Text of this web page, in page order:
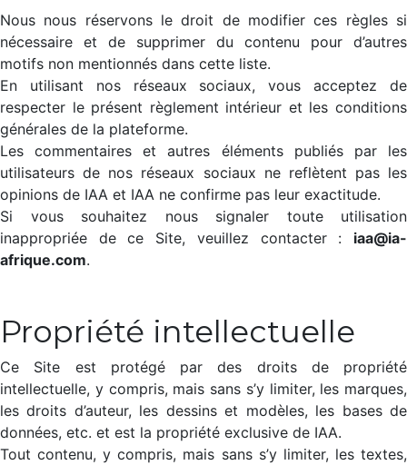
Nous nous réservons le droit de modifier ces règles si
nécessaire et de supprimer du contenu pour d’autres
motifs non mentionnés dans cette liste.
En utilisant nos réseaux sociaux, vous acceptez de
respecter le présent règlement intérieur et les conditions
générales de la plateforme.
Les commentaires et autres éléments publiés par les
utilisateurs de nos réseaux sociaux ne reflètent pas les
opinions de IAA et IAA ne confirme pas leur exactitude.
Si vous souhaitez nous signaler toute utilisation
inappropriée de ce Site, veuillez contacter : iaa@ia-
afrique.com.
Propriété intellectuelle​
Ce Site est protégé par des droits de propriété
intellectuelle, y compris, mais sans s’y limiter, les marques,
les droits d’auteur, les dessins et modèles, les bases de
données, etc. et est la propriété exclusive de IAA.
Tout contenu, y compris, mais sans s’y limiter, les textes,